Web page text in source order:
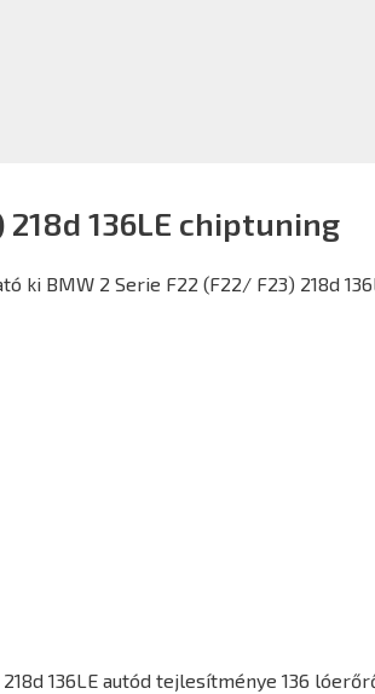
218d 136LE chiptuning
ki BMW 2 Serie F22 (F22/ F23) 218d
136LE autód tejlesítménye 136